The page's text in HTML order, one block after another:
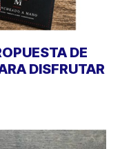
DE
DISFRUTAR